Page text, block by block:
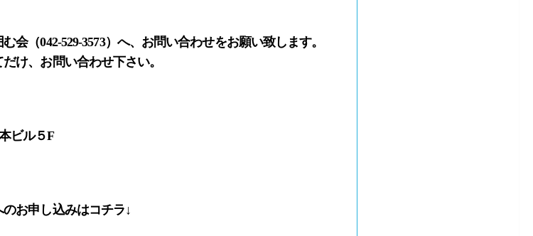
（042-529-3573）へ、お問い合わせをお願い致します。
け、お問い合わせ下さい。
ビル５F
お申し込みはコチラ↓